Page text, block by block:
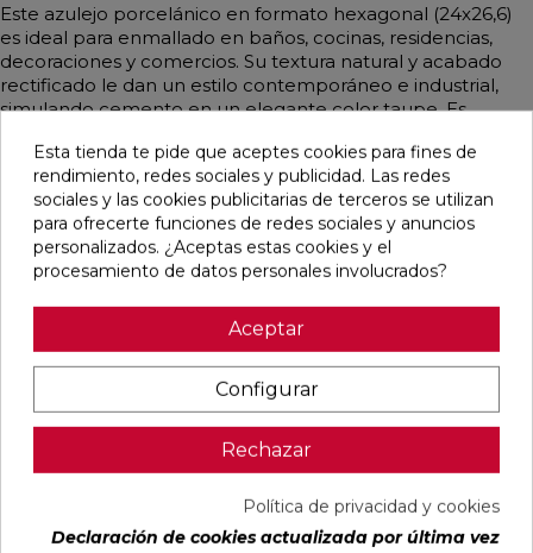
Este azulejo porcelánico en formato hexagonal (24x26,6)
es ideal para enmallado en baños, cocinas, residencias,
decoraciones y comercios. Su textura natural y acabado
rectificado le dan un estilo contemporáneo e industrial,
simulando cemento en un elegante color taupe. Es
fuego y bacterias, lo que lo hace duradero y seguro.
Además, su instalación, limpieza y remoción son muy
sencillas. El ancho se mide como la diagonal del hexágono,
mientras que el largo es el doble de la apotema,
facilitando su integración en cualquier espacio.
Pensamos que te puede interesar
DETROIT
favorite
UNIQ MOON
favorite
CONCEPT
favorite
CONCEPT
favorite
Esta tienda te pide que aceptes cookies para fines de
rendimiento, redes sociales y publicidad. Las redes
sociales y las cookies publicitarias de terceros se utilizan
para ofrecerte funciones de redes sociales y anuncios
personalizados. ¿Aceptas estas cookies y el
procesamiento de datos personales involucrados?
Aceptar
Configurar
Rechazar
Política de privacidad y cookies
Declaración de cookies actualizada por última vez